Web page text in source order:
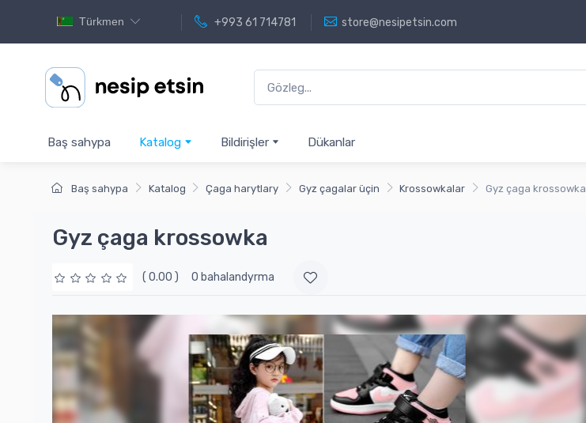
Türkmen +993 61 714781 store@nesipetsin.com
Baş sahypa Katalog Bildirişler Dükanlar
Baş sahypa Katalog Çaga harytlary Gyz çagalar üçin Krossowkalar Gyz çaga krossowka
Gyz çaga krossowka
( 0.00 ) 0 bahalandyrma